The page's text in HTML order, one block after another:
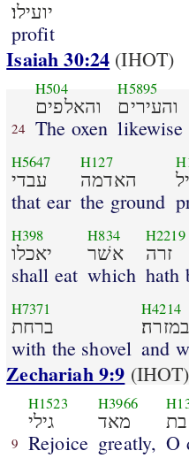
יועילו׃
profit
Isaiah 30:24 (IHOT)
24
H504
והאלפים
The oxen
H5895
והעירים
likewise
H5647
עבדי
that ear
H127
האדמה
the ground
H398
יאכלו
shall eat
H834
אשׁר
which
H2219
זרה
hath
H7371
ברחת
with the shovel
H4214
and
Zechariah 9:9 (IHOT)
9
H1523
גילי
Rejoice
H3966
מאד
greatly,
בת
O